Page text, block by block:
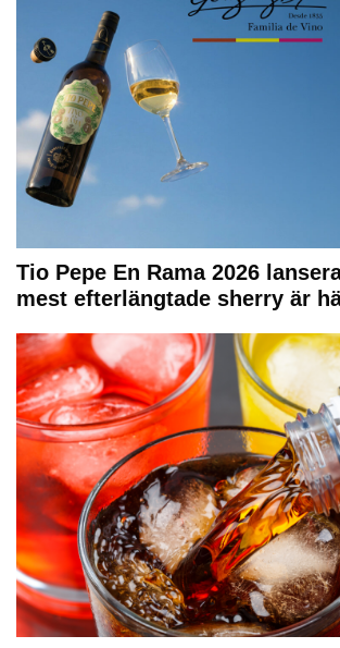
Tio Pepe En Rama 2026
mest efterlängtade sherry är